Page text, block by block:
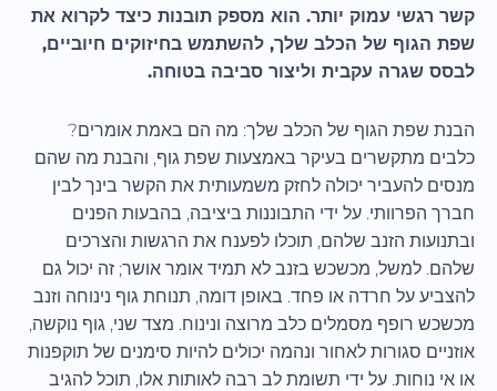
קשר רגשי עמוק יותר. הוא מספק תובנות כיצד לקרוא את
שפת הגוף של הכלב שלך, להשתמש בחיזוקים חיוביים,
לבסס שגרה עקבית וליצור סביבה בטוחה.
הבנת שפת הגוף של הכלב שלך: מה הם באמת אומרים?
כלבים מתקשרים בעיקר באמצעות שפת גוף, והבנת מה שהם
מנסים להעביר יכולה לחזק משמעותית את הקשר בינך לבין
חברך הפרוותי. על ידי התבוננות ביציבה, בהבעות הפנים
ובתנועות הזנב שלהם, תוכלו לפענח את הרגשות והצרכים
שלהם. למשל, מכשכש בזנב לא תמיד אומר אושר; זה יכול גם
להצביע על חרדה או פחד. באופן דומה, תנוחת גוף נינוחה וזנב
מכשכש רופף מסמלים כלב מרוצה ונינוח. מצד שני, גוף נוקשה,
אוזניים סגורות לאחור ונהמה יכולים להיות סימנים של תוקפנות
או אי נוחות. על ידי תשומת לב רבה לאותות אלו, תוכל להגיב